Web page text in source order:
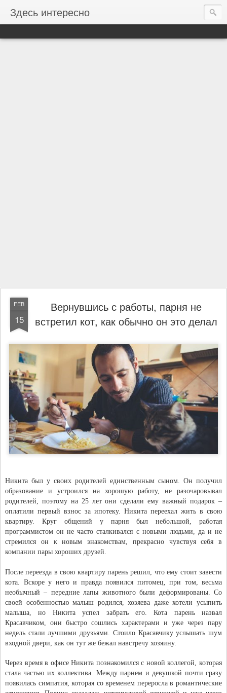
Здесь интересно
FEB
15
Вернувшись с работы, парня не
встретил кот, как обычно он это делал
Никита был у своих родителей единственным сыном. Он получил
образование и устроился на хорошую работу, не разочаровывал
родителей, поэтому на 25 лет они сделали ему важный подарок –
оплатили первый взнос за ипотеку. Никита переехал жить в свою
квартиру. Круг общений у парня был небольшой, работая
программистом он не часто сталкивался с новыми людьми, да и не
стремился он к новым знакомствам, прекрасно чувствуя себя в
компании пары хороших друзей.
После переезда в свою квартиру парень решил, что ему стоит завести
кота. Вскоре у него и правда появился питомец, при том, весьма
необычный – передние лапы животного были деформированы. Со
своей особенностью малыш родился, хозяева даже хотели усыпить
малыша, но Никита успел забрать его. Кота парень назвал
Красавчиком, они быстро сошлись характерами и уже через пару
недель стали лучшими друзьями. Стоило Красавчику услышать шум
входной двери, как он тут же бежал навстречу хозяину.
Через время в офисе Никита познакомился с новой коллегой, которая
стала частью их коллектива. Между парнем и девушкой почти сразу
появилась симпатия, которая со временем переросла в романтические